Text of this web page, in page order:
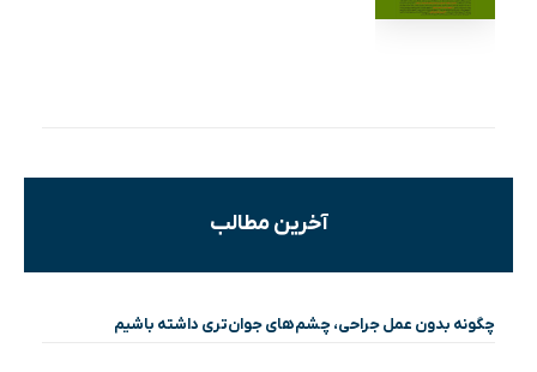
آخرین مطالب
چگونه بدون عمل جراحی، چشم‌های جوان‌تری داشته باشیم